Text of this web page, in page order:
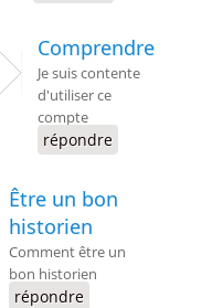
Comprendre
Je suis contente
d'utiliser ce
compte
répondre
Être un bon
historien
Comment être un
bon historien
répondre